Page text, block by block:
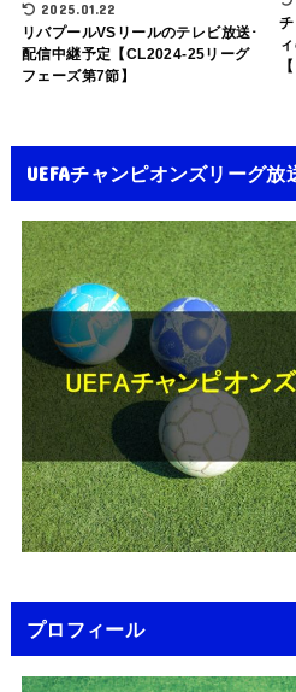
2025.01.22
リバプールVSリールのテレビ放送･
配信中継予定【CL2024-25リーグ
フェーズ第7節】
UEFAチャンピオンズリーグ放
プロフィール